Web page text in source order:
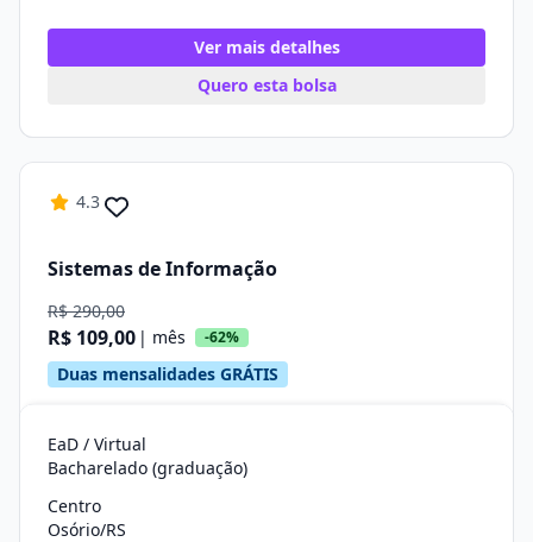
Ver mais detalhes
Quero esta bolsa
4.3
Sistemas de Informação
R$ 290,00
R$ 109,00 | mês -62%
Duas mensalidades GRÁTIS
EaD / Virtual
Bacharelado (graduação)
Centro
Osório/RS